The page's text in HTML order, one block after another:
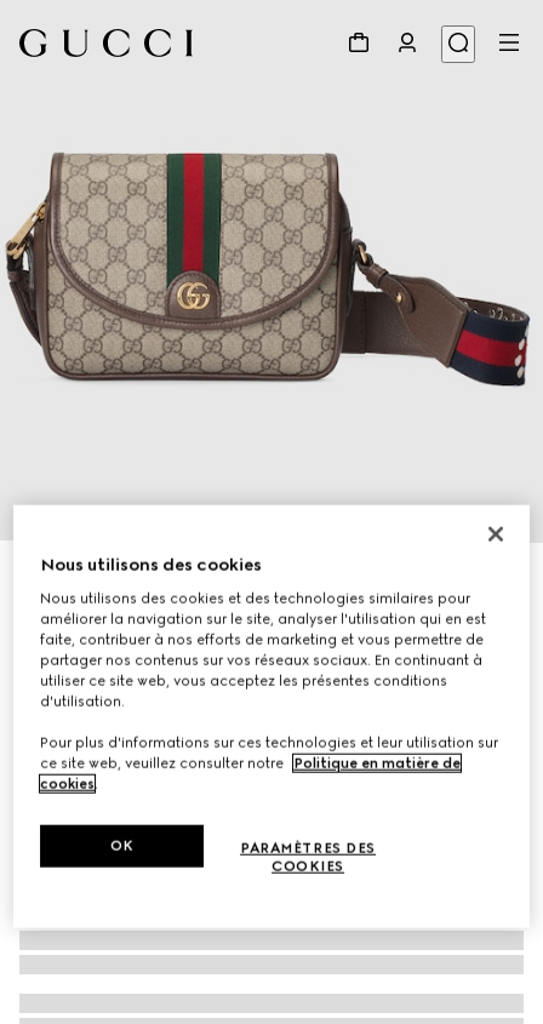
À personnaliser avec vos initiales
Sac à épaule Ophidia petit format
€ 1.950
Nous utilisons des cookies
Nous utilisons des cookies et des technologies similaires pour
améliorer la navigation sur le site, analyser l'utilisation qui en est
faite, contribuer à nos efforts de marketing et vous permettre de
partager nos contenus sur vos réseaux sociaux. En continuant à
utiliser ce site web, vous acceptez les présentes conditions
d'utilisation.
Pour plus d'informations sur ces technologies et leur utilisation sur
ce site web, veuillez consulter notre
Politique en matière de
cookies.
PARAMÈTRES DES
COOKIES
OK